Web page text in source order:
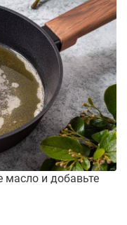
масло и добавьте